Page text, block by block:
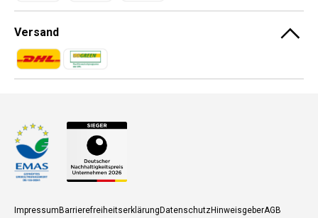
Versand
Zahlungsmethoden
Zahlungsmethoden
ImpressumBarrierefreiheitserklärungDatenschutzHinweisgeberAGB